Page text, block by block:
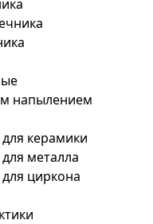
напылением
керамики
металла
циркона